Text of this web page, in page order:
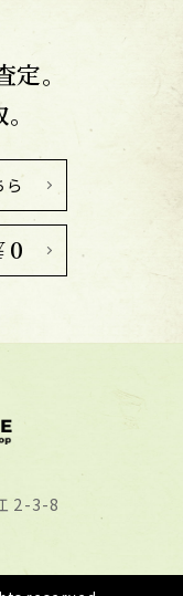
。
ら
0
2-3-8